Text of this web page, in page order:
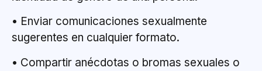
• Enviar comunicaciones sexualmente
sugerentes en cualquier formato.
• Compartir anécdotas o bromas sexuales o